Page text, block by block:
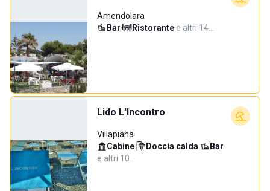
Amendolara
Bar· Ristorante·e altri 14…
Lido L'Incontro
Villapiana
Cabine· Doccia calda· Bar·
e altri 10…